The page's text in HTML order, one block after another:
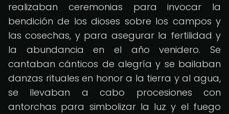
realizaban ceremonias para invocar la
bendición de los dioses sobre los campos y
las cosechas, y para asegurar la fertilidad y
la abundancia en el año venidero. Se
cantaban cánticos de alegría y se bailaban
danzas rituales en honor a la tierra y al agua,
se llevaban a cabo procesiones con
antorchas para simbolizar la luz y el fuego